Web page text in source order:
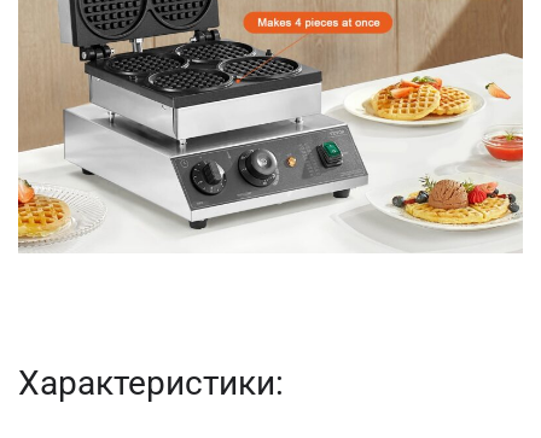
Характеристики: